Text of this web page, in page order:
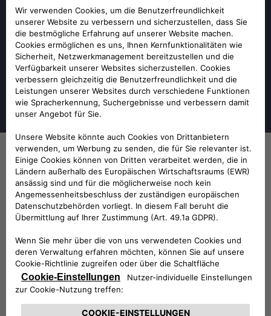
empfehlen.
MEHR ERFAHREN
Lancia Original Teile by Mopar® – weil
das Original einfach am besten ist.
Lancia Original Teile by Mopar®
entworfen wie Ihr Fahrzeug. Niemand